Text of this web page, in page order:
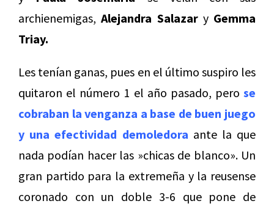
archienemigas,Alejandra Salazary Gemma
Triay.
Les tenían ganas, pues en el último suspiro les
quitaron el número 1 el año pasado, pero se
cobraban la venganza a base de buen juego
y una efectividad demoledora ante la que
nada podían hacer las »chicas de blanco». Un
gran partido para la extremeña y la reusense
coronado con un doble 3-6 que pone de